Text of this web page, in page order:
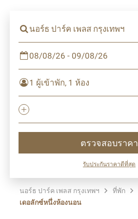
นอร์ธ ปาร์ค เพลส กรุงเทพฯ
08/08/26 - 09/08/26
1 ผู้เข้าพัก, 1 ห้อง
ตรวจสอบราคา
รับประกันราคาดีที่สุด
นอร์ธ ปาร์ค เพลส กรุงเทพฯ
ที่พัก
เดอลักซ์หนึ่งห้องนอน